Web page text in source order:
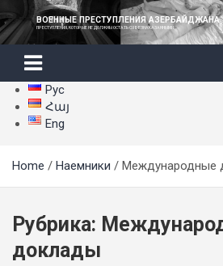
to
content
ВОЕННЫЕ ПРЕСТУПЛЕНИЯ АЗЕРБАЙДЖАНА
ПРЕСТУПЛЕНИЯ, КОТОРЫЕ НЕ ДОЛЖНЫ ОСТАТЬСЯ БЕЗНАКАЗАННЫМИ
Рус
Հայ
Eng
Home Наемники Международные
Рубрика:
доклады